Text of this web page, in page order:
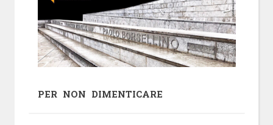
PER NON DIMENTICARE